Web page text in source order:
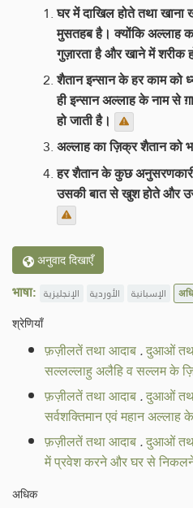
घर में दाखिल होते तथा
मुसतहब है। क्योंकि अल्लाह
गुज़ारता है और खाने में शरीक
शैतान इन्सान के हर काम को
ही इन्सान अल्लाह के नाम से
हो जाती है।
अल्लाह का ज़िक्र शैतान को
हर शैतान के कुछ
उसकी बात से खुश होते और
अनुवाद दिखाएँ
भाषा: الإنجليزية الأوردية الإسبانية
श्रेणियाँ
फ़ज़ीलतें तथा आदाब.दुआओं
सल्लल्लाहु अलैहि व सल्लम के
फ़ज़ीलतें तथा आदाब.दुआओं
सर्वशक्तिमान एवं महान
फ़ज़ीलतें तथा आदाब.दुआओं
में प्रवेश करने और घर से
अधिक